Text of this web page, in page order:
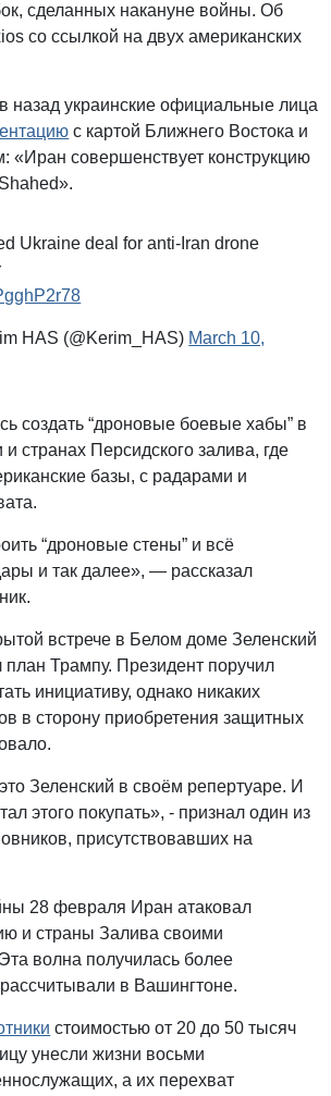
сделанных накануне войны. Об
со ссылкой на двух американских
назад украинские официальные лица
с картой Ближнего Востока и
«Иран совершенствует конструкцию
Ukraine deal for anti-Iran drone
HAS (@Kerim_HAS) March 10,
создать “дроновые боевые хабы” в
странах Персидского залива, где
базы, с радарами и
“дроновые стены” и всё
и так далее», — рассказал
встрече в Белом доме Зеленский
план Трампу. Президент поручил
инициативу, однако никаких
в сторону приобретения защитных
Зеленский в своём репертуаре. И
этого покупать», - признал один из
присутствовавших на
28 февраля Иран атаковал
и страны Залива своими
волна получилась более
в Вашингтоне.
стоимостью от 20 до 50 тысяч
унесли жизни восьми
а их перехват